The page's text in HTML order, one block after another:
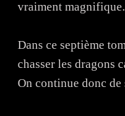
vraiment magnifique.
Dans ce septième
chasser les dragons
On continue donc